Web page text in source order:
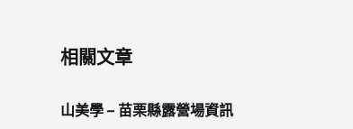
相關文章
山美學 – 苗栗縣露營場資訊